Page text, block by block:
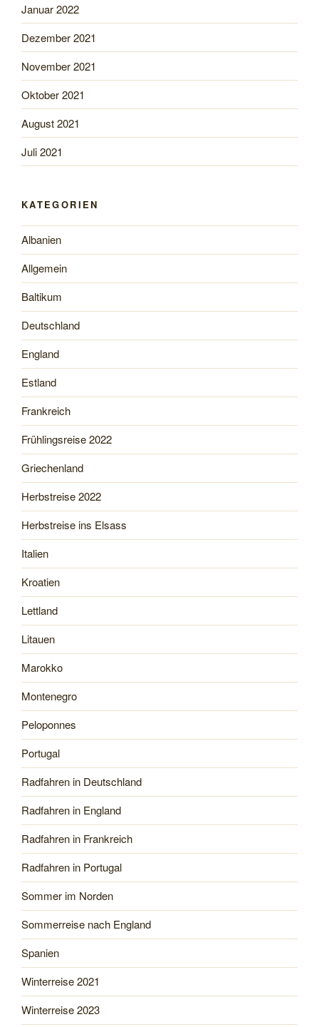
Januar 2022
Dezember 2021
November 2021
Oktober 2021
August 2021
Juli 2021
KATEGORIEN
Albanien
Allgemein
Baltikum
Deutschland
England
Estland
Frankreich
Frühlingsreise 2022
Griechenland
Herbstreise 2022
Herbstreise ins Elsass
Italien
Kroatien
Lettland
Litauen
Marokko
Montenegro
Peloponnes
Portugal
Radfahren in Deutschland
Radfahren in England
Radfahren in Frankreich
Radfahren in Portugal
Sommer im Norden
Sommerreise nach England
Spanien
Winterreise 2021
Winterreise 2023